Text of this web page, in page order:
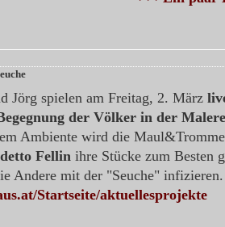
Jörg spielen am Freitag, 2. März
der Völker in der
Ambiente wird die
Fellin ihre Stücke zum Besten
Andere mit der "Seuche" infizieren.
Startseite/aktuellesprojekte